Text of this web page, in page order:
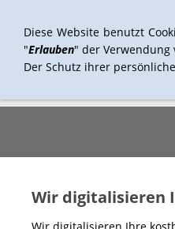
Wir digitalisieren
Diese Website benutzt
"Erlauben" der Verwendung
Der Schutz ihrer